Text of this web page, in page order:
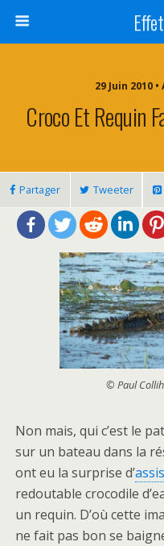
29 Juin 2010
Croco Et Requin
Partager Tweeter
© Paul
Non mais, qui c’est le
sur un bateau dans la
ont eu la surprise d’
redoutable crocodile
un requin. D’où cette
ne fait pas bon se